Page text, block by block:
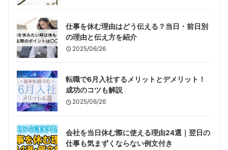
仕事を休む理由はどう伝える？当日・前日別
の理由と伝え方を紹介
2025/06/26
転職で6月入社するメリットとデメリット！
成功のコツも解説
2025/06/26
会社を当日休む際に使える理由24選｜翌日の
仕事も気まずくならない例文付き